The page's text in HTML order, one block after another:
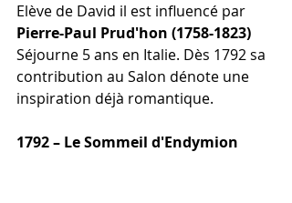
Elève de David il est influencé par
Pierre-Paul Prud'hon (1758-1823)
Séjourne 5 ans en Italie. Dès 1792 sa
contribution au Salon dénote une
inspiration déjà romantique.
1792 – Le Sommeil d'Endymion